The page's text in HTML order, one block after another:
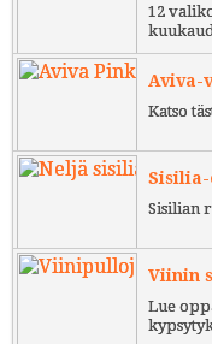
12
Aviva-
Katso
Sisilia-
Sisilian
Viinin
Lue